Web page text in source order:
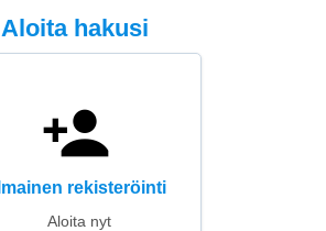
Aloita hakusi
Ilmainen rekisteröinti
Aloita nyt